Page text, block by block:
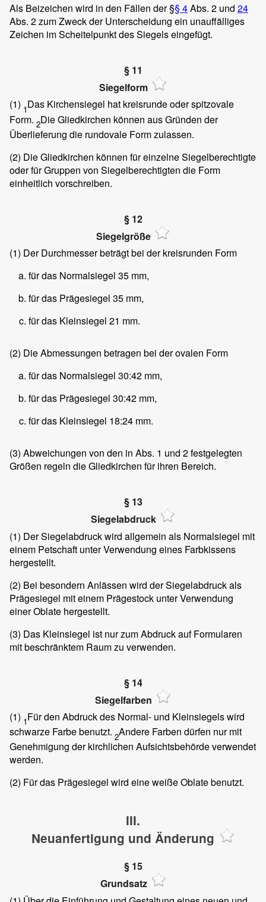
Als Beizeichen wird in den Fällen der §§ 4Abs. 2 und 24
Abs. 2 zum Zweck der Unterscheidung ein unauffälliges
Zeichen im Scheitelpunkt des Siegels eingefügt.
§ 11
Siegelform
(1) 1Das Kirchensiegel hat kreisrunde oder spitzovale
Form. 2Die Gliedkirchen können aus Gründen der
Überlieferung die rundovale Form zulassen.
(2) Die Gliedkirchen können für einzelne Siegelberechtigte
oder für Gruppen von Siegelberechtigten die Form
einheitlich vorschreiben.
§ 12
Siegelgröße
(1) Der Durchmesser beträgt bei der kreisrunden Form
für das Normalsiegel 35 mm,
für das Prägesiegel 35 mm,
für das Kleinsiegel 21 mm.
(2) Die Abmessungen betragen bei der ovalen Form
für das Normalsiegel 30:42 mm,
für das Prägesiegel 30:42 mm,
für das Kleinsiegel 18:24 mm.
(3) Abweichungen von den in Abs. 1 und 2 festgelegten
Größen regeln die Gliedkirchen für ihren Bereich.
§ 13
Siegelabdruck
(1) Der Siegelabdruck wird allgemein als Normalsiegel mit
einem Petschaft unter Verwendung eines Farbkissens
hergestellt.
(2) Bei besondern Anlässen wird der Siegelabdruck als
Prägesiegel mit einem Prägestock unter Verwendung
einer Oblate hergestellt.
(3) Das Kleinsiegel ist nur zum Abdruck auf Formularen
mit beschränktem Raum zu verwenden.
§ 14
Siegelfarben
(1) 1Für den Abdruck des Normal- und Kleinsiegels wird
schwarze Farbe benutzt. 2Andere Farben dürfen nur mit
Genehmigung der kirchlichen Aufsichtsbehörde verwendet
werden.
(2) Für das Prägesiegel wird eine weiße Oblate benutzt.
III.
Neuanfertigung und Änderung
§ 15
Grundsatz